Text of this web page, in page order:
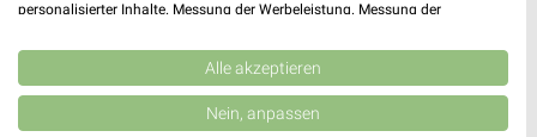
Heute 08:00 - 20:00 Uhr | Geschlossen
385,17 km • Angebote: 3 Prospekte
Ernsting's family Schwalmstadt
personalisierter Inhalte. Messung der Werbeleistung. Messung der
Kombinationen von Daten aus verschiedenen Quellen. Entwicklung und
Verbesserung der Angebote. Verwendung reduzierter Daten zur Auswahl
von Inhalten.
Daten können außerhalb der Europäischen Union weitergegeben und in die
USA gesendet werden.
Alle akzeptieren
Nein, anpassen